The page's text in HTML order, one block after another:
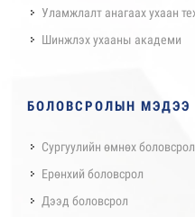
Уламжлалт анагаах ухаан
Шинжлэх ухааны академи
БОЛОВСРОЛЫН МЭДЭЭ
Сургуулийн өмнөх боловсрол
Ерөнхий боловсрол
Дээд боловсрол